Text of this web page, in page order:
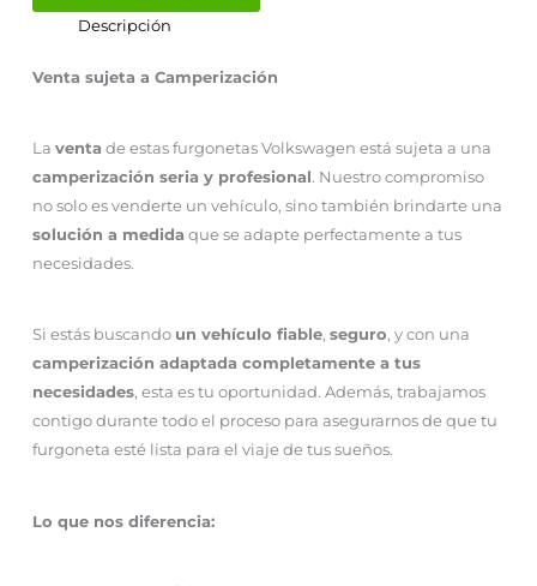
Descripción
Venta sujeta a Camperización
La venta de estas furgonetas Volkswagen está sujeta a una
camperización seria y profesional. Nuestro compromiso
no solo es venderte un vehículo, sino también brindarte una
solución a medida que se adapte perfectamente a tus
necesidades.
Si estás buscando un vehículo fiable, seguro, y con una
camperización adaptada completamente a tus
necesidades, esta es tu oportunidad. Además, trabajamos
contigo durante todo el proceso para asegurarnos de que tu
furgoneta esté lista para el viaje de tus sueños.
Lo que nos diferencia: